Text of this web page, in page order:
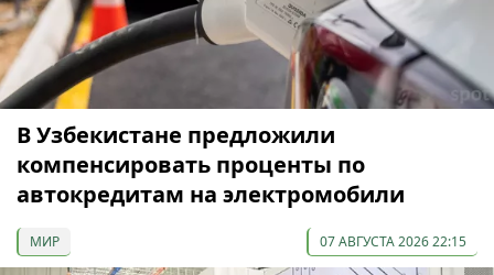
В Узбекистане предложили
компенсировать проценты по
автокредитам на электромобили
МИР 07 АВГУСТА 2026 22:15